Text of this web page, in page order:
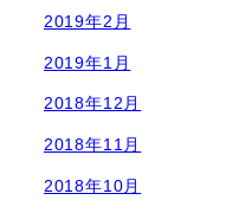
2019年2月
2019年1月
2018年12月
2018年11月
2018年10月